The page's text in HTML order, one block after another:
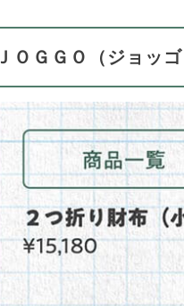
ＪＯＧＧＯ（ジョッ